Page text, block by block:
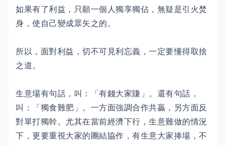
如果有了利益，只願一個人獨享獨佔，無疑是引火焚
身，使自己變成眾矢之的。
所以，面對利益，切不可見利忘義，一定要懂得取捨
之道。
生意場有句話，叫：「有錢大家賺」。還有句話，
叫：「獨食難肥」。一方面強調合作共贏，另方面反
對單打獨幹。尤其在當前經濟下行，生意難做的情況
下，更要重視大家的團結協作，有生意大家捧場，不